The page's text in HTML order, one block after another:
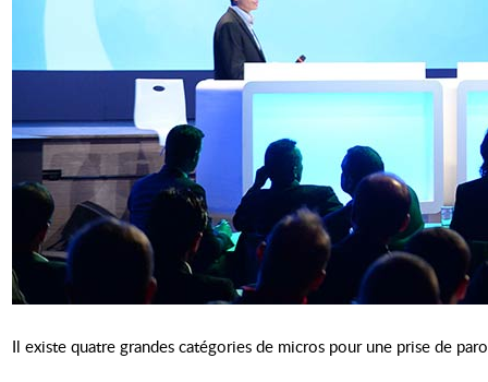
Il existe quatre grandes catégories de micros pour une prise de